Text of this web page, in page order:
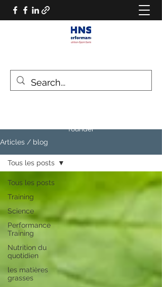
founder
Articles / blog
Tous les posts
Training
Science
Performance
Training
Nutrition du
quotidien
les matières
grasses
Tous les posts